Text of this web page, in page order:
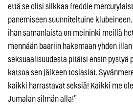
että se olisi silkkaa freddie
panemiseen suunniteltuine
ihan samanlaista on meininki meillä
mennään baariin hakemaan yhden
seksuaalisuudesta pitäisi ensin pystyä
katsoa sen jälkeen tosiasiat.
kaikki harrastavat seksiä! Kaikki me
Jumalan silmän alla!”